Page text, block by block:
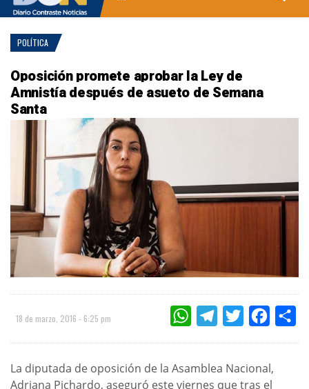
POLÍTICA
Oposición promete aprobar la Ley de
Amnistía después de asueto de Semana
Santa
18 de marzo, 2016 - 6:25 pm WHATSAPPTELEGRAMTWITTER
La diputada de oposición de la Asamblea Nacional,
Adriana Pichardo, aseguró este viernes que tras el